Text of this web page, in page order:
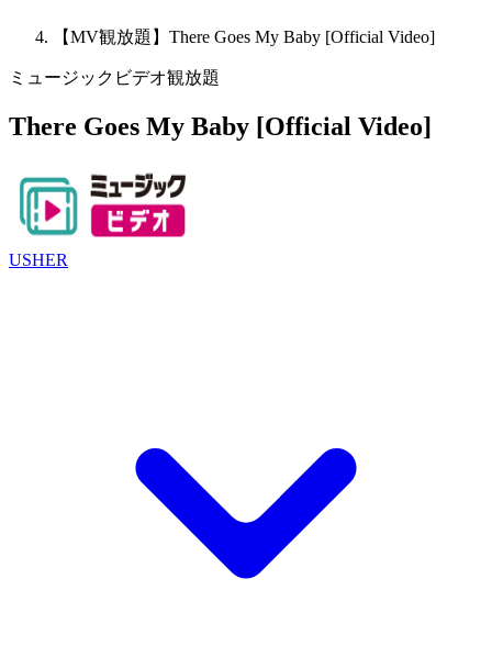
【MV観放題】There Goes My Baby [Official Video]
ミュージックビデオ観放題
There Goes My Baby [Official Video]
USHER